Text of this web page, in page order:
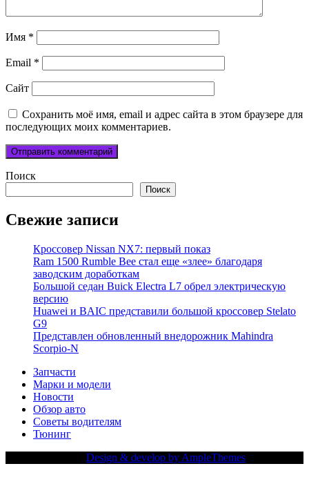
Имя *
Email *
Сайт
Сохранить моё имя, email и адрес сайта в этом браузере для
последующих моих комментариев.
Поиск
Поиск
Свежие записи
Кроссовер Nissan NX7: первый показ
Ram 1500 Rumble Bee стал еще «злее» благодаря
заводским доработкам
Большой седан Buick Electra L7 обрел электрическую
версию
Huawei и BAIC представили большой кроссовер Stelato
G9
Представлен обновленный внедорожник Mahindra
Scorpio-N
Запчасти
Марки и модели
Новости
Обзор авто
Советы водителям
Тюнинг
Design & develop by AmpleThemes